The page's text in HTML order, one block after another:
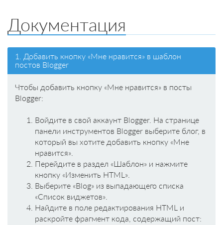
Документация
1. Добавить кнопку «Мне нравится» в шаблон
постов Blogger
Чтобы добавить кнопку «Мне нравится» в посты
Blogger:
Войдите в свой аккаунт Blogger. На странице
панели инструментов Blogger выберите блог, в
который вы хотите добавить кнопку «Мне
нравится».
Перейдите в раздел «Шаблон» и нажмите
кнопку «Изменить HTML».
Выберите «Blog» из выпадающего списка
«Список виджетов».
Найдите в поле редактирования HTML и
раскройте фрагмент кода, содержащий пост: